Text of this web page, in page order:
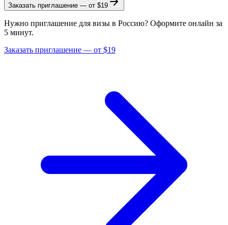
Заказать приглашение — от $19
Нужно приглашение для визы в Россию? Оформите онлайн за
5 минут.
Заказать приглашение — от $19